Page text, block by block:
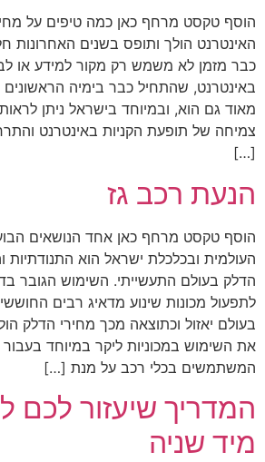
הוסף טקסט מרחף כאן כמה טיפים על
האינטרנט הולך ותופס בשנים האחרונות
כבר מזמן לא משמש רק מקור למידע או
באינטרנט, שהתחיל כבר בימיה
מאוד גם הוא, ובמיוחד בישראל ניתן
צמיחה של תופעת הקניות באינטרנט
[…]
הנעת רכב גז
הוסף טקסט מרחף כאן אחד הנושאים
העולמית ובכלכלת ישראל הוא התנודתיות
הדלק בעולם התעשייתי. השימוש הגובר
לתפעול מכונות שינוע מדאיג רבים
בעולם יאזול וכתוצאה מכך מחירי הדלק
את השימוש במכוניות ליקר במיוחד בעבור
המשתמשים בכלי רכב על מנת […]
המדריך שיעזור לכם
מיד שניה